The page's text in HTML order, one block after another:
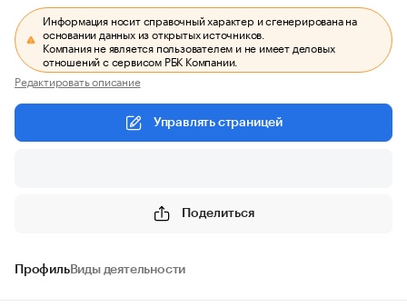
Информация носит справочный характер и сгенерирована на
основании данных из открытых источников.
Компания не является пользователем и не имеет деловых
отношений с сервисом РБК Компании.
Редактировать описание
Управлять страницей
Поделиться
ПрофильВиды деятельности